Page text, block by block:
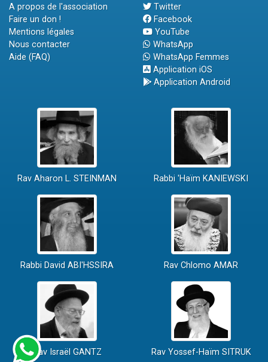
A propos de l'association
Faire un don !
Mentions légales
Nous contacter
Aide (FAQ)
Twitter
Facebook
YouTube
WhatsApp
WhatsApp Femmes
Application iOS
Application Android
Rav Aharon L. STEINMAN Rabbi 'Haïm KANIEWSKI
Rabbi David ABI'HSSIRA Rav Chlomo AMAR
Rav Israël GANTZ Rav Yossef-Haïm SITRUK